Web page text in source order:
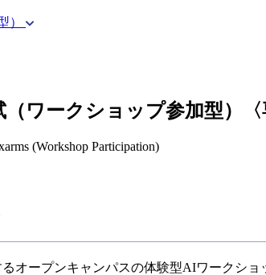
）
ワークショップ参加型）〈
(Workshop Participation)
オープンキャンパスの体験型AIワークシ